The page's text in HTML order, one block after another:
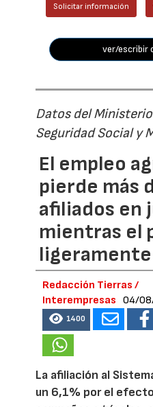
Solicitar información
ver/escribir
Datos del
Seguridad Social y
El empleo
pierde más
afiliados en
mientras el
ligeramente
Redacción Tierras /
Interempresas
04/
1400
La afiliación al
un 6,1% por el